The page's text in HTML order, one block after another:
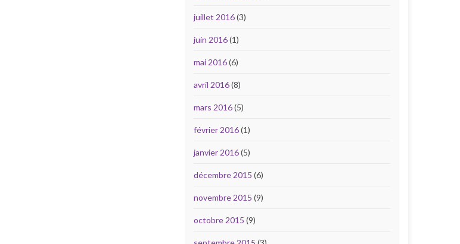
juillet 2016(3)
juin 2016(1)
mai 2016(6)
avril 2016(8)
mars 2016(5)
février 2016(1)
janvier 2016(5)
décembre 2015 (6)
novembre 2015 (9)
octobre 2015 (9)